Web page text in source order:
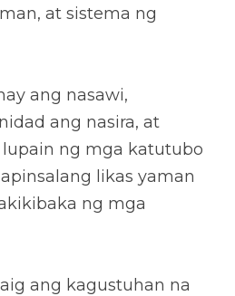
at sistema ng
ang nasawi,
ang nasira, at
ng mga katutubo
likas yaman
ng mga
ang kagustuhan na